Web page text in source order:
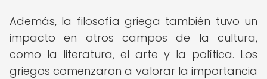
Además, la filosofía griega también tuvo un
impacto en otros campos de la cultura,
como la literatura, el arte y la política. Los
griegos comenzaron a valorar la importancia